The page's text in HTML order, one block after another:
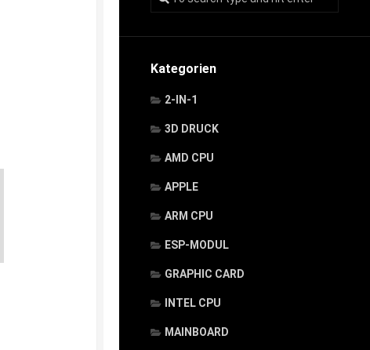
Kategorien
2-IN-1
3D DRUCK
AMD CPU
APPLE
ARM CPU
ESP-MODUL
GRAPHIC CARD
INTEL CPU
MAINBOARD